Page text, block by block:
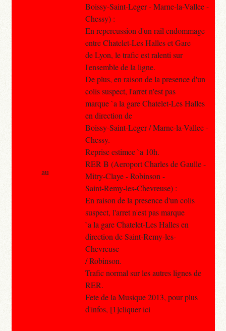
Boissy-Saint-Leger - Marne-la-Vallee -
Chessy) :
En repercussion d'un rail endommage
entre Chatelet-Les Halles et Gare
de Lyon, le trafic est ralenti sur
l'ensemble de la ligne.
De plus, en raison de la presence d'un
colis suspect, l'arret n'est pas
marque `a la gare Chatelet-Les Halles
en direction de
Boissy-Saint-Leger / Marne-la-Vallee -
Chessy.
Reprise estimee `a 10h.
RER B (Aeroport Charles de Gaulle -
Mitry-Claye - Robinson -
Saint-Remy-les-Chevreuse) :
En raison de la presence d'un colis
suspect, l'arret n'est pas marque
`a la gare Chatelet-Les Halles en
direction de Saint-Remy-les-
Chevreuse
/ Robinson.
Trafic normal sur les autres lignes de
RER.
Fete de la Musique 2013, pour plus
d'infos, [1]cliquer ici
au